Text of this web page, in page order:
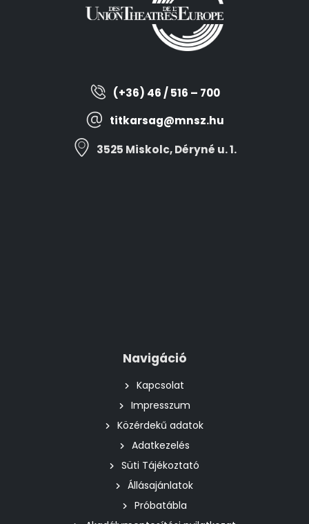
(+36) 46 / 516 – 700
titkarsag@mnsz.hu
3525 Miskolc, Déryné u. 1.
Navigáció
Kapcsolat
Impresszum
Közérdekű adatok
Adatkezelés
Süti Tájékoztató
Állásajánlatok
Próbatábla